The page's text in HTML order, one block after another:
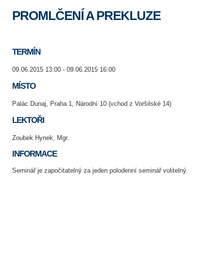
PROMLČENÍ A PREKLUZE
TERMÍN
09.06.2015 13:00 - 09.06.2015 16:00
MÍSTO
Palác Dunaj, Praha 1, Národní 10 (vchod z Voršilské 14)
LEKTOŘI
Zoubek Hynek, Mgr.
INFORMACE
Seminář je započitatelný za jeden polodenní seminář volitelný.